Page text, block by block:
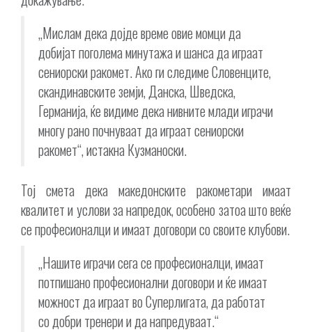
„Мислам дека дојде време овие момци да
добијат поголема минутажа и шанса да играат
сениорски ракомет. Ако ги следиме Словенците,
скандинавските земји, Данска, Шведска,
Германија, ќе видиме дека нивните млади играчи
многу рано почнуваат да играат сениорски
ракомет“, истакна Кузманоски.
Тој смета дека македонските ракометари имаат
квалитет и услови за напредок, особено затоа што веќе
се професионалци и имаат договори со своите клубови.
„Нашите играчи сега се професионалци, имаат
потпишано професионални договори и ќе имаат
можност да играат во Суперлигата, да работат
со добри тренери и да напредуваат.“